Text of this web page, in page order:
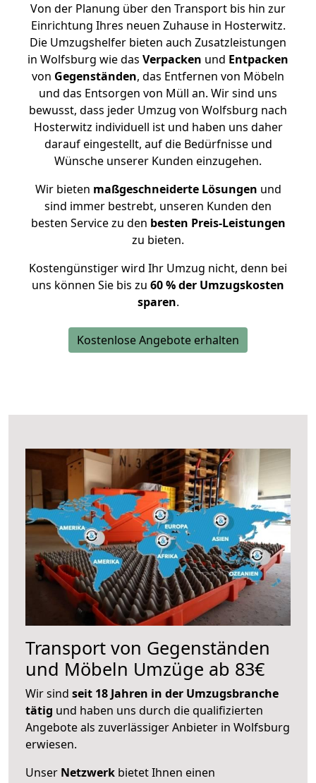
Von der Planung über den Transport bis hin zur
Einrichtung Ihres neuen Zuhause in Hosterwitz.
Die Umzugshelfer bieten auch Zusatzleistungen
in Wolfsburg wie das Verpacken und Entpacken
von Gegenständen, das Entfernen von Möbeln
und das Entsorgen von Müll an. Wir sind uns
bewusst, dass jeder Umzug von Wolfsburg nach
Hosterwitz individuell ist und haben uns daher
darauf eingestellt, auf die Bedürfnisse und
Wünsche unserer Kunden einzugehen.
Wir bieten maßgeschneiderte Lösungen und
sind immer bestrebt, unseren Kunden den
besten Service zu den besten Preis-Leistungen
zu bieten.
Kostengünstiger wird Ihr Umzug nicht, denn bei
uns können Sie bis zu 60 % der Umzugskosten
sparen.
Kostenlose Angebote erhalten
Transport von Gegenständen
und Möbeln Umzüge ab 83€
Wir sind seit 18 Jahren in der Umzugsbranche
tätig und haben uns durch die qualifizierten
Angebote als zuverlässiger Anbieter in Wolfsburg
erwiesen.
Unser Netzwerk bietet Ihnen einen